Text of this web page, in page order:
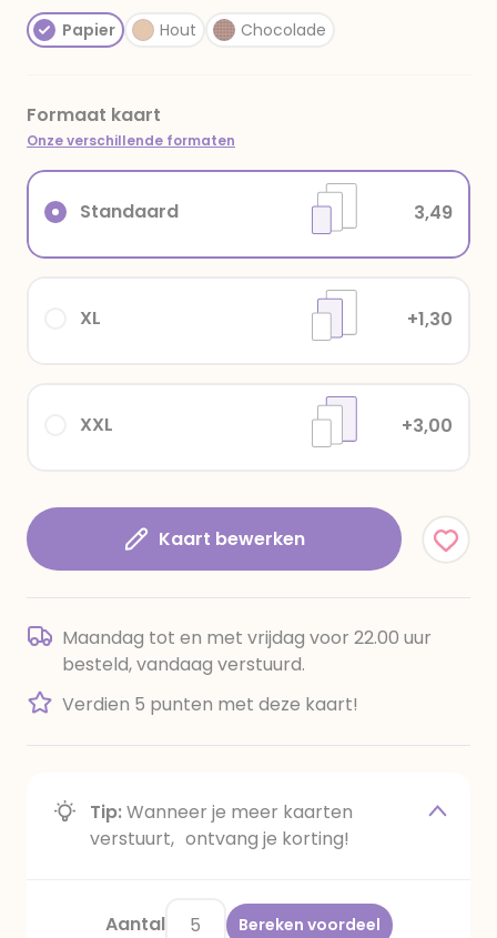
Papier Hout Chocolade
Formaat kaart
Onze verschillende formaten
XXL +3,00
XL +1,30
Standaard 3,49
Kaart bewerken
Maandag tot en met vrijdag voor 22.00 uur
besteld, vandaag verstuurd.
Verdien 5 punten met deze kaart!
Tip:Wanneer je meer kaarten
verstuurt, ontvang je korting!
Aantal Bereken voordeel